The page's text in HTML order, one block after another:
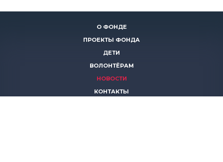
О ФОНДЕ
ПРОЕКТЫ ФОНДА
ДЕТИ
ВОЛОНТЁРАМ
НОВОСТИ
КОНТАКТЫ